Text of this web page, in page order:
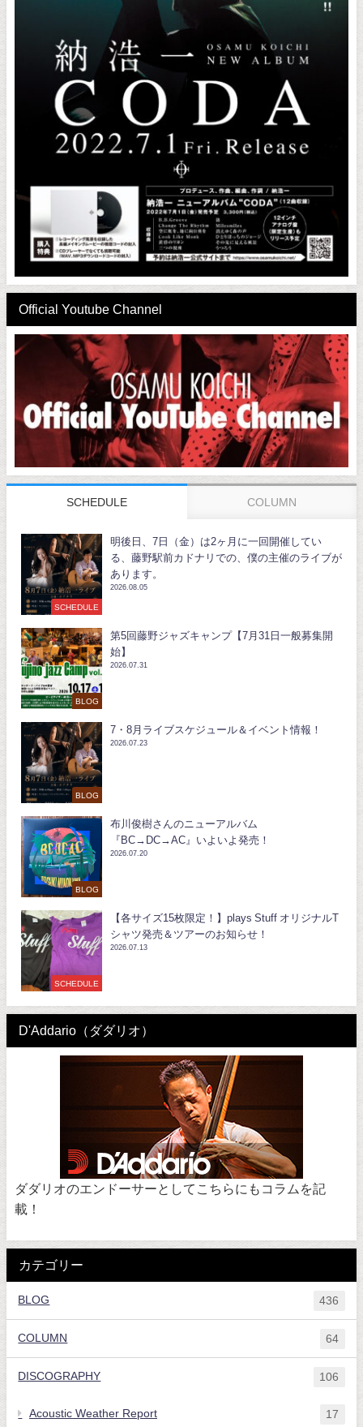
Official Youtube Channel
SCHEDULE COLUMN
SCHEDULE
明後日、7日（金）は2ヶ月に一回開催してい
る、藤野駅前カドナリでの、僕の主催のライブが
あります。
2026.08.05
BLOG
第5回藤野ジャズキャンプ【7月31日一般募集開
始】
2026.07.31
BLOG
7・8月ライブスケジュール＆イベント情報！
2026.07.23
BLOG
布川俊樹さんのニューアルバム
『BC→DC→AC』いよいよ発売！
2026.07.20
SCHEDULE
【各サイズ15枚限定！】plays Stuff オリジナルT
シャツ発売＆ツアーのお知らせ！
2026.07.13
D'Addario（ダダリオ）
ダダリオのエンドーサーとしてこちらにもコラムを記
載！
カテゴリー
BLOG 436
COLUMN 64
DISCOGRAPHY 106
Acoustic Weather Report 17